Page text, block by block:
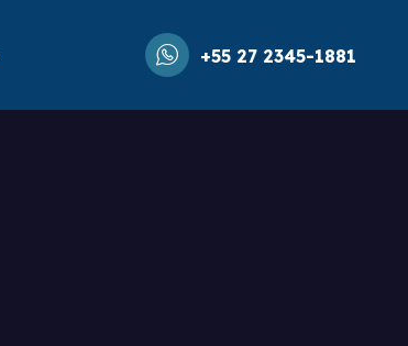
+55 27 2345-1881